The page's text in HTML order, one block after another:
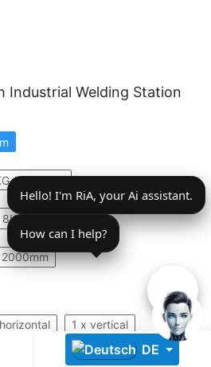
DE
Industrial Welding Station
/ 1831mm
/ 2600mm
2000mm
1 x vertical
2 x vertical 2 x 2 axis
RiA Ecosystem
managementul flotei de roboți
și analiză date
și servicii într-o singură
zeci de unități
Hello! I'm RiA, your Ai assistant.
How can I help?